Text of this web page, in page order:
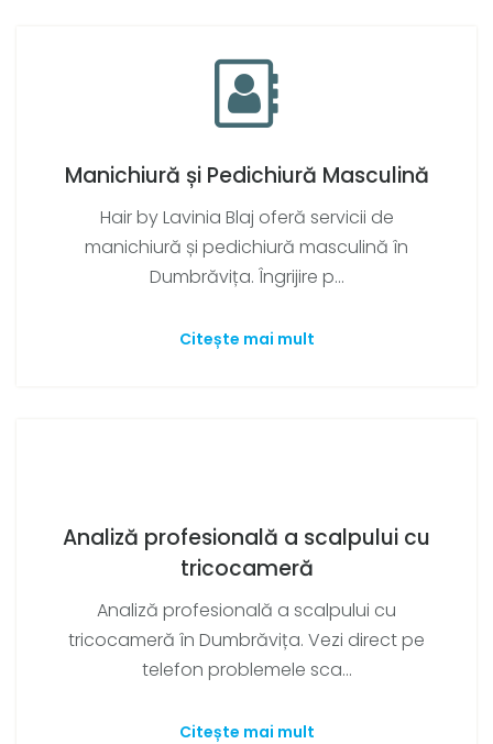
Manichiură și Pedichiură Masculină
Hair by Lavinia Blaj oferă servicii de
manichiură și pedichiură masculină în
Dumbrăvița. Îngrijire p...
Citește mai mult
Analiză profesională a scalpului cu
tricocameră
Analiză profesională a scalpului cu
tricocameră în Dumbrăvița. Vezi direct pe
telefon problemele sca...
Citește mai mult